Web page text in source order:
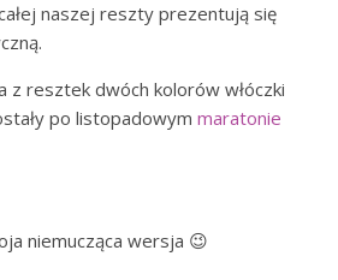
naszej reszty prezentują się
z resztek dwóch kolorów włóczki
po listopadowym maratonie
niemucząca wersja 😉